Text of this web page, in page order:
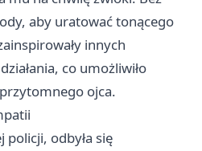
aby uratować tonącego
innych
co umożliwiło
ojca.
policji, odbyła się